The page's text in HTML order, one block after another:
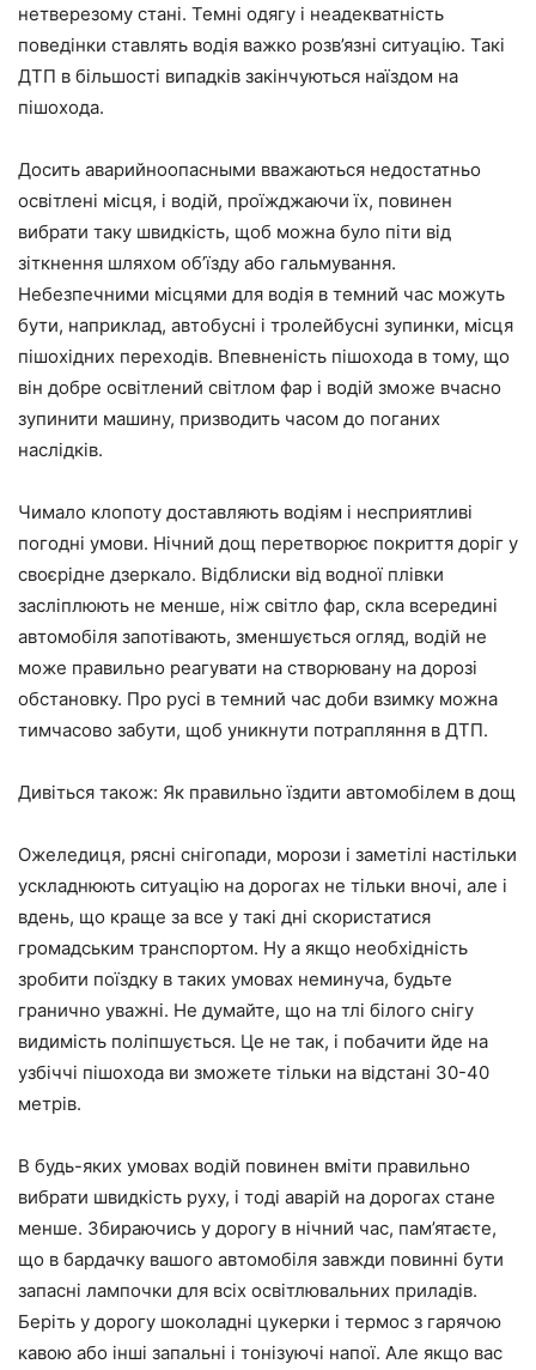
нетверезому стані. Темні одягу і неадекватність
поведінки ставлять водія важко розв’язні ситуацію. Такі
ДТП в більшості випадків закінчуються наїздом на
пішохода.
Досить аварийноопасными вважаються недостатньо
освітлені місця, і водій, проїжджаючи їх, повинен
вибрати таку швидкість, щоб можна було піти від
зіткнення шляхом об’їзду або гальмування.
Небезпечними місцями для водія в темний час можуть
бути, наприклад, автобусні і тролейбусні зупинки, місця
пішохідних переходів. Впевненість пішохода в тому, що
він добре освітлений світлом фар і водій зможе вчасно
зупинити машину, призводить часом до поганих
наслідків.
Чимало клопоту доставляють водіям і несприятливі
погодні умови. Нічний дощ перетворює покриття доріг у
своєрідне дзеркало. Відблиски від водної плівки
засліплюють не менше, ніж світло фар, скла всередині
автомобіля запотівають, зменшується огляд, водій не
може правильно реагувати на створювану на дорозі
обстановку. Про русі в темний час доби взимку можна
тимчасово забути, щоб уникнути потрапляння в ДТП.
Дивіться також: Як правильно їздити автомобілем в дощ
Ожеледиця, рясні снігопади, морози і заметілі настільки
ускладнюють ситуацію на дорогах не тільки вночі, але і
вдень, що краще за все у такі дні скористатися
громадським транспортом. Ну а якщо необхідність
зробити поїздку в таких умовах неминуча, будьте
гранично уважні. Не думайте, що на тлі білого снігу
видимість поліпшується. Це не так, і побачити йде на
узбіччі пішохода ви зможете тільки на відстані 30-40
метрів.
В будь-яких умовах водій повинен вміти правильно
вибрати швидкість руху, і тоді аварій на дорогах стане
менше. Збираючись у дорогу в нічний час, пам’ятаєте,
що в бардачку вашого автомобіля завжди повинні бути
запасні лампочки для всіх освітлювальних приладів.
Беріть у дорогу шоколадні цукерки і термос з гарячою
кавою або інші запальні і тонізуючі напої. Але якщо вас